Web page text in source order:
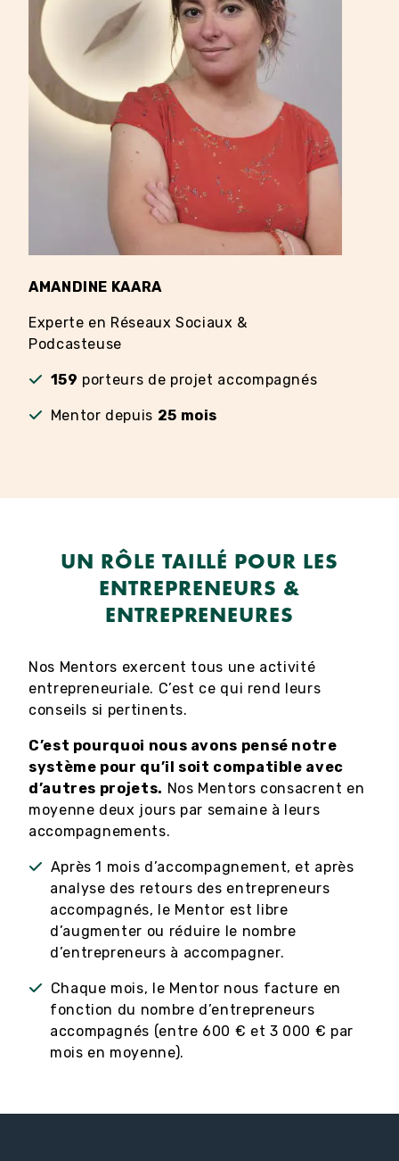
AMANDINE KAARA
Experte en Réseaux Sociaux &
Podcasteuse
159 porteurs de projet accompagnés
Mentor depuis 25 mois
UN RÔLE TAILLÉ POUR LES
ENTREPRENEURS &
ENTREPRENEURES
Nos Mentors exercent tous une activité
entrepreneuriale. C’est ce qui rend leurs
conseils si pertinents.
C’est pourquoi nous avons pensé notre
système pour qu’il soit compatible avec
d’autres projets. Nos Mentors consacrent en
moyenne deux jours par semaine à leurs
accompagnements.
Après 1 mois d’accompagnement, et après
analyse des retours des entrepreneurs
accompagnés, le Mentor est libre
d’augmenter ou réduire le nombre
d’entrepreneurs à accompagner.
Chaque mois, le Mentor nous facture en
fonction du nombre d’entrepreneurs
accompagnés (entre 600 € et 3 000 € par
mois en moyenne).